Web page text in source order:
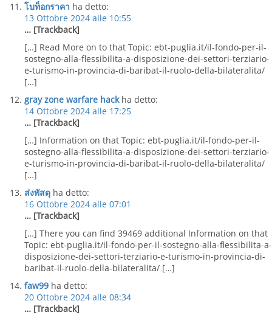
โบท็อกราคา ha detto:
13 Ottobre 2024 alle 10:55
… [Trackback]
[…] Read More on to that Topic: ebt-puglia.it/il-fondo-per-il-
sostegno-alla-flessibilita-a-disposizione-dei-settori-terziario-
e-turismo-in-provincia-di-baribat-il-ruolo-della-bilateralita/
[…]
gray zone warfare hack ha detto:
14 Ottobre 2024 alle 17:25
… [Trackback]
[…] Information on that Topic: ebt-puglia.it/il-fondo-per-il-
sostegno-alla-flessibilita-a-disposizione-dei-settori-terziario-
e-turismo-in-provincia-di-baribat-il-ruolo-della-bilateralita/
[…]
ส่งพัสดุ ha detto:
16 Ottobre 2024 alle 07:01
… [Trackback]
[…] There you can find 39469 additional Information on that
Topic: ebt-puglia.it/il-fondo-per-il-sostegno-alla-flessibilita-a-
disposizione-dei-settori-terziario-e-turismo-in-provincia-di-
baribat-il-ruolo-della-bilateralita/ […]
faw99 ha detto:
20 Ottobre 2024 alle 08:34
… [Trackback]